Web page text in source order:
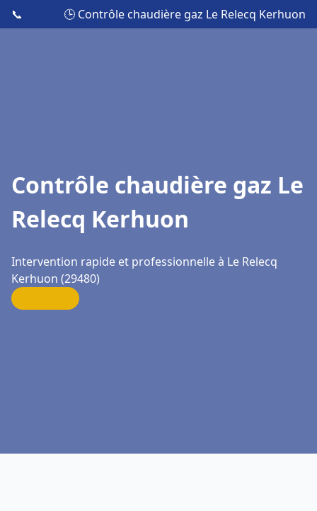
📞 🕒 Contrôle chaudière gaz Le Relecq Kerhuon
Contrôle chaudière gaz Le
Relecq Kerhuon
Intervention rapide et professionnelle à Le Relecq
Kerhuon (29480)